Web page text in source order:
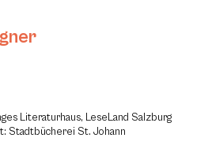
Literaturhaus, LeseLand Salzburg
Stadtbücherei St. Johann